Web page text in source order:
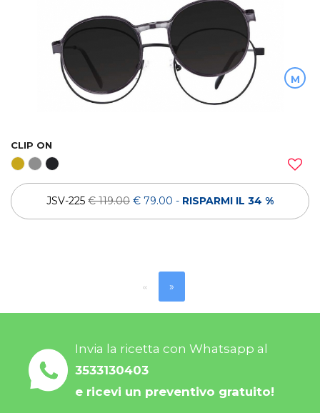
M
CLIP ON
JSV-225 € 119.00 € 79.00 - RISPARMI IL 34 %
« »
Invia la ricetta con Whatsapp al
3533130403
e ricevi un preventivo gratuito!